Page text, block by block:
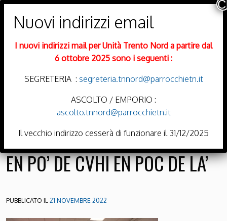
Trento Nord
DIOCESI DI TRENTO
EN PO’ DE CVHI EN POC DE LA’
PUBBLICATO IL21 NOVEMBRE 2022
I nuovi indirizzi mail per Unità Trento Nord a partire dal
6 ottobre 2025 sono i seguenti :
SEGRETERIA : segreteria.tnnord@parrocchietn.it
ASCOLTO / EMPORIO :
ascolto.tnnord@parrocchietn.it
Il vecchio indirizzo cesserà di funzionare il 31/12/2025